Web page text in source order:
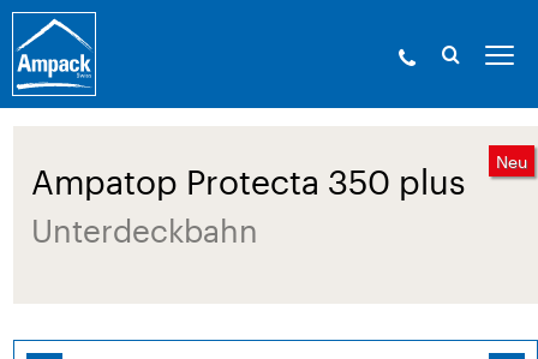
Ampack - Die Experten der Gebäudehülle. Seit
1946.»Produkte
Unterdeckbahnen/Unterspannbahnen
» Ampatop Protecta 350 plus
Ampatop Protecta 350 plus
Neu
Unterdeckbahn